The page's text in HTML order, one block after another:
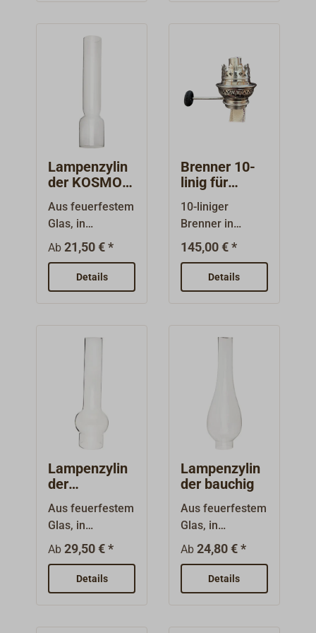
Zylinderfuß.
Brennertypen.Bit
te vermessen
Sie zur
Bestellung Ihren
alten Docht
Lampenzylin
der KOSMOS
kurz
Aus feuerfestem
Glas, in
verschiedenen
Längen und
Formen.Das
Maß "D" ist der
Zylinderfuß.
Ab21,50 € *
Details
Brenner 10-
linig für
Tischlampe
STELTON
10-liniger
Brenner in
verchromter
Ausführung für
die Tischlampe
von STELTON.
145,00 € *
Details
Lampenzylin
der
MATADOR
Aus feuerfestem
Glas, in
verschiedenen
Längen und
Formen.Das
Maß "D" ist der
Ab29,50 € *
Details
Lampenzylin
der bauchig
Aus feuerfestem
Glas, in
verschiedenen
Längen und
Formen. Das
Maß "D" ist der
Ab 24,80 € *
Details